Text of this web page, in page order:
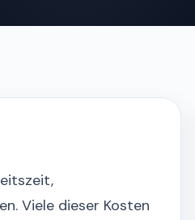
Viele dieser Kosten